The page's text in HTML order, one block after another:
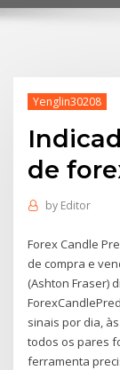
Yenglin30208
de
by Editor
Forex Candle
de compra e
(Ashton Fraser)
sinais por dia,
todos os pares
ferramenta